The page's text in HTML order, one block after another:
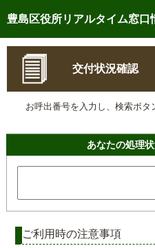
豊島区役所リアルタイム窓口
トップページへ
ご利用方法
事前予約
予約状況確認
リアルタイム窓口混雑状
メール通知登録
混雑予想カレンダー
交付状況確認
お呼出番号を入力し、検索ボタ
あなたの処理
ご利用時の注意事項